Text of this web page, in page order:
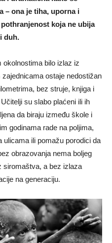
– ona je tiha, uporna i
koja ne ubija
duh.
okolnostima bilo izlaz iz
ostaje nedostižan
bez struje, knjiga i
su slabo plaćeni ili ih
da biraju između škole i
godinama rade na poljima,
ulicama ili pomažu porodici da
obrazovanja nema boljeg
siromaštva, a bez izlaza
na generaciju.